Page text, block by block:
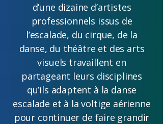
d’une dizaine d’artistes
professionnels issus de
l’escalade, du cirque, de la
danse, du théâtre et des arts
visuels travaillent en
partageant leurs disciplines
qu’ils adaptent à la danse
escalade et à la voltige aérienne
pour continuer de faire grandir